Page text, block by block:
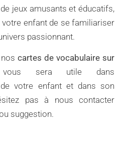
jeux amusants et éducatifs,
enfant de se familiariser
passionnant.
cartes de vocabulaire sur
sera utile dans
de votre enfant et dans son
pas à nous contacter
suggestion.